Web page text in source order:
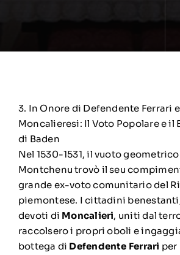
3. In Onore di Defendente Ferrari
Moncalieresi: Il Voto Popolare e il
di Baden
Nel 1530-1531, il vuoto
Montchenu trovò il seu
grande ex-voto comunitario del
piemontese. I cittadini
devoti di Moncalieri, uniti dal
raccolsero i propri oboli e
bottega di Defendente Ferrari per